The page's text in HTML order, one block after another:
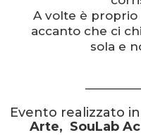
A volte è
accanto che ci
sola e
Evento realizzato
Arte, SouLab